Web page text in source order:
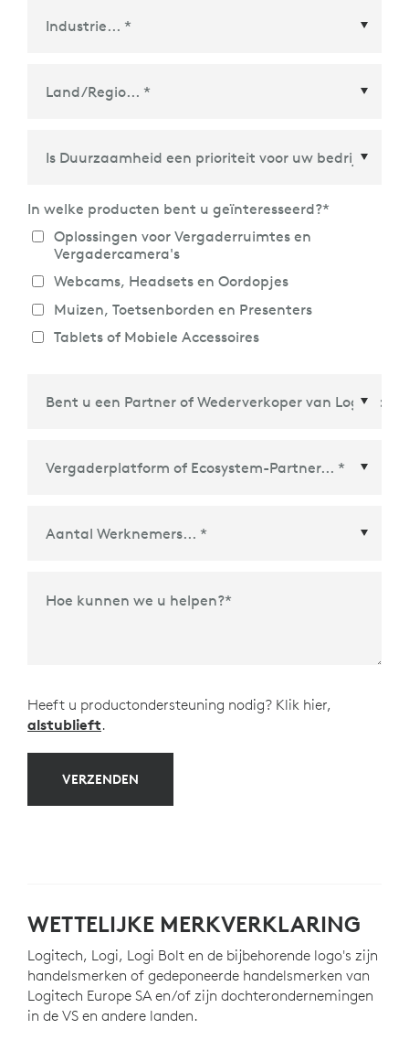
In welke producten bent u geïnteresseerd?*
Oplossingen voor Vergaderruimtes en
Vergadercamera's
Webcams, Headsets en Oordopjes
Muizen, Toetsenborden en Presenters
Tablets of Mobiele Accessoires
Hoe kunnen we u helpen?*
Heeft u productondersteuning nodig? Klik hier,
alstublieft.
VERZENDEN
WETTELIJKE MERKVERKLARING
Logitech, Logi, Logi Bolt en de bijbehorende logo's zijn
handelsmerken of gedeponeerde handelsmerken van
Logitech Europe SA en/of zijn dochterondernemingen
in de VS en andere landen.